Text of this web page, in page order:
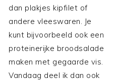
dan plakjes kipfilet of
andere vleeswaren. Je
kunt bijvoorbeeld ook een
proteinerijke broodsalade
maken met gegaarde vis.
Vandaag deel ik dan ook